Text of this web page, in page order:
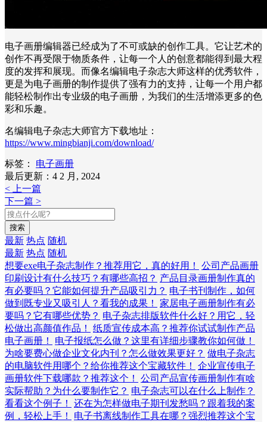
电子画册编辑器已经成为了不可或缺的创作工具。它让艺术的
创作不再受限于物质条件，让每一个人的创意都能得到最大程
度的发挥和展现。而像名编辑电子杂志大师这样的优秀软件，
更是为电子画册的制作提供了强有力的支持，让每一个用户都
能轻松制作出专业级的电子画册，为我们的生活增添更多的色
彩和乐趣。
名编辑电子杂志大师官方下载地址：
https://www.mingbianji.com/download/
标签：
电子画册
最后更新：4 2 月, 2024
< 上一篇
下一篇 >
搜索
最新 热点 随机
最新 热点 随机
想要exe电子杂志制作？推荐用它，真的好用！
公司产品画册
印刷设计有什么技巧？有哪些高招？ 产品目录画册制作真的
有必要吗？它能如何提升产品吸引力？ 电子书刊制作，如何
做到既专业又吸引人？看我的成果！
家居电子画册制作有必
要吗？它有哪些优势？ 电子杂志排版软件什么好？用它，轻
松做出高颜值作品！
纸质宣传成本高？推荐你试试制作产品
电子画册！
电子报纸怎么做？这里有详细步骤教你如何做！
为啥要费心做企业文化内刊？怎么做效果更好？ 做电子杂志
的电脑软件用哪个？给你推荐这个宝藏软件！
企业宣传电子
画册软件下载哪款？推荐这个！
公司产品宣传画册制作有啥
实际帮助？为什么要制作它？ 电子杂志可以在什么上制作？
看看这个例子！
还在为怎样做电子期刊发愁吗？跟着我的案
例，轻松上手！
电子书离线制作工具在哪？强烈推荐这个宝